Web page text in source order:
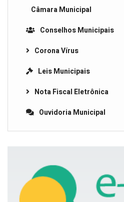
Câmara Municipal
Conselhos Municipais
Corona Vírus
Leis Municipais
Nota Fiscal Eletrônica
Ouvidoria Municipal